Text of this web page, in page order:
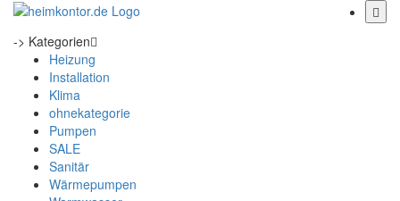
-> Kategorien
Heizung
Installation
Klima
ohnekategorie
Pumpen
SALE
Sanitär
Wärmepumpen